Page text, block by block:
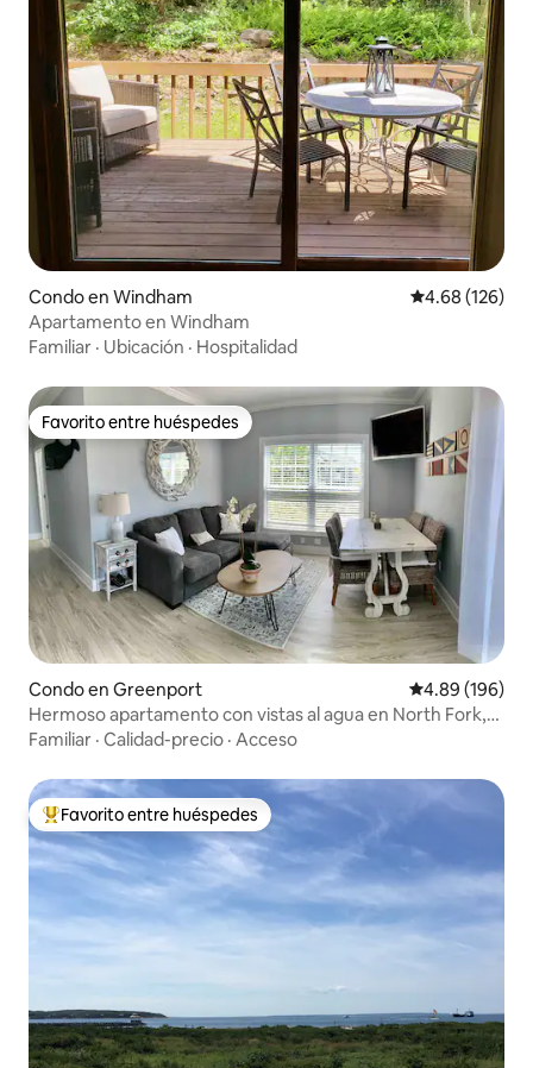
Condo en Windham Calificación
4.68 (126)
Apartamento en Windham
Familiar · Ubicación · Hospitalidad
Favorito entre huéspedes
Favorito entre huéspedes
Condo en Greenport Calificación
4.89 (196)
Hermoso apartamento con vistas al agua en North Fork,
Long Island
Familiar · Calidad-precio · Acceso
Favorito entre huéspedes preferido
Favorito entre huéspedes